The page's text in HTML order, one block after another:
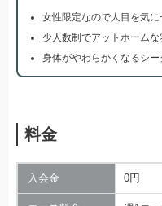
女性限定なので人目を気
少人数制でアットホーム
身体がやわらかくなるシ
料金
入会金 0円